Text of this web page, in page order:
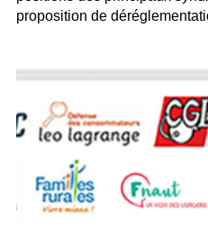
proposition de